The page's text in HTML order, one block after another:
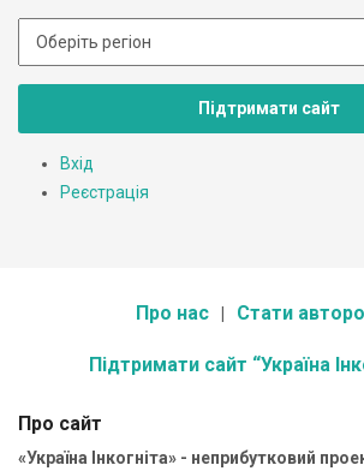
Підтримати сайт
Вхід
Реєстрація
Про нас Стати
Підтримати сайт “Україна
Про сайт
«Україна Інкогніта» - неприбутковий